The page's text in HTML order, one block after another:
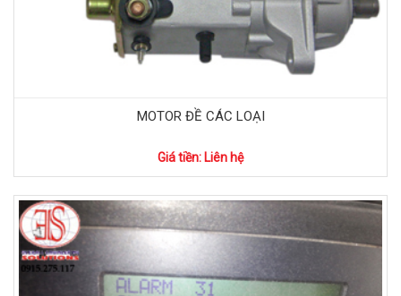
MOTOR ĐỀ CÁC LOẠI
Giá tiền: Liên hệ